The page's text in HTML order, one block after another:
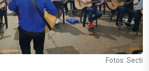
Fotos: Secti